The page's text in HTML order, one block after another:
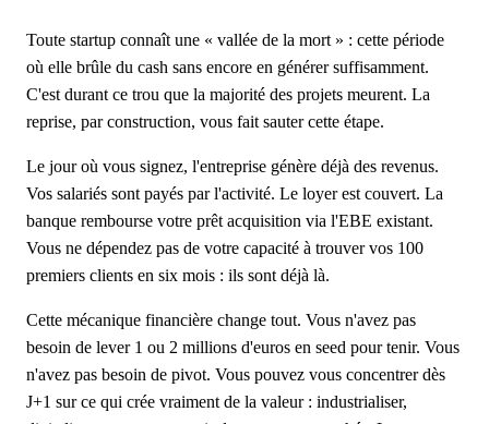
Toute startup connaît une « vallée de la mort » : cette période
où elle brûle du cash sans encore en générer suffisamment.
C'est durant ce trou que la majorité des projets meurent. La
reprise, par construction, vous fait sauter cette étape.
Le jour où vous signez, l'entreprise génère déjà des revenus.
Vos salariés sont payés par l'activité. Le loyer est couvert. La
banque rembourse votre prêt acquisition via l'EBE existant.
Vous ne dépendez pas de votre capacité à trouver vos 100
premiers clients en six mois : ils sont déjà là.
Cette mécanique financière change tout. Vous n'avez pas
besoin de lever 1 ou 2 millions d'euros en seed pour tenir. Vous
n'avez pas besoin de pivot. Vous pouvez vous concentrer dès
J+1 sur ce qui crée vraiment de la valeur : industrialiser,